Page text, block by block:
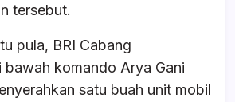
tersebut.
pula, BRI Cabang
bawah komando Arya Gani
satu buah unit mobil